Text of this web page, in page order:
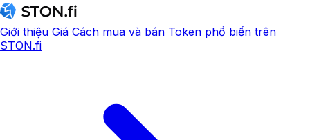
Giới thiệu Giá Cách mua và bán Token phổ biến trên
STON.fi